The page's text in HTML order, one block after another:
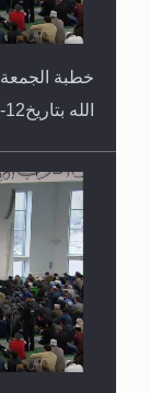
خطبة الجمعة
الله بتاريخ12-06-2026